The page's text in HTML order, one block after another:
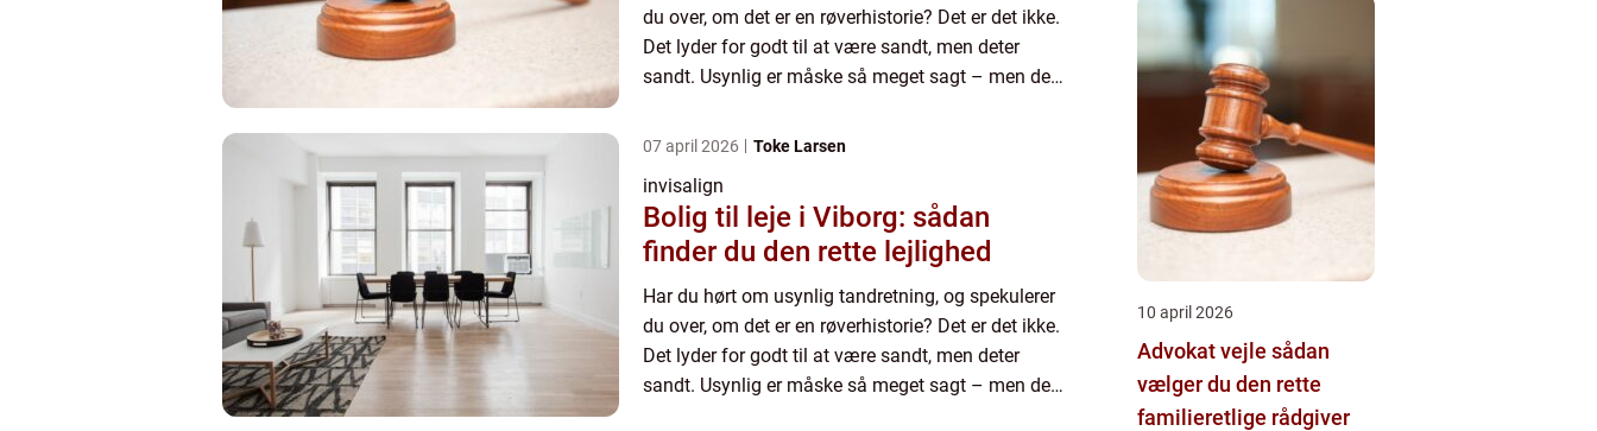
du over, om det er en røverhistorie? Det er det ikke.
Det lyder for godt til at være sandt, men deter
sandt. Usynlig er måske så meget sagt – men det
tænder,...
07 april 2026 Toke Larsen
invisalign
Bolig til leje i Viborg: sådan
finder du den rette lejlighed
Har du hørt om usynlig tandretning, og spekulerer
du over, om det er en røverhistorie? Det er det ikke.
Det lyder for godt til at være sandt, men deter
sandt. Usynlig er måske så meget sagt – men det
10 april 2026
Advokat vejle sådan
vælger du den rette
familieretlige rådgiver